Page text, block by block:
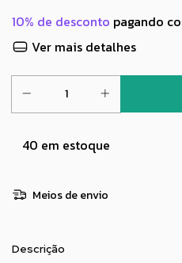
10% de desconto pagando
Ver mais detalhes
40 em estoque
Meios de envio
Descrição